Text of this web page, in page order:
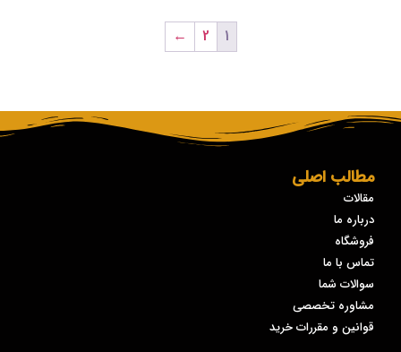
1
2
←
مطالب اصلی
مقالات
درباره ما
فروشگاه
تماس با ما
سوالات شما
مشاوره تخصصی
قوانین و مقررات خرید